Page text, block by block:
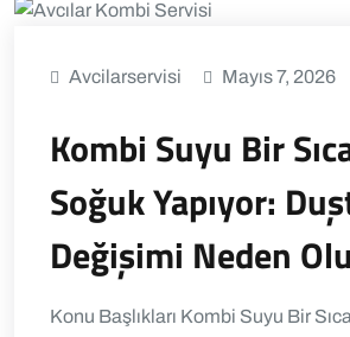
Avcilarservisi Mayıs 7, 2026
Kombi Suyu Bir
Soğuk Yapıyor:
Değişimi Neden
Konu Başlıkları Kombi Suyu Bir